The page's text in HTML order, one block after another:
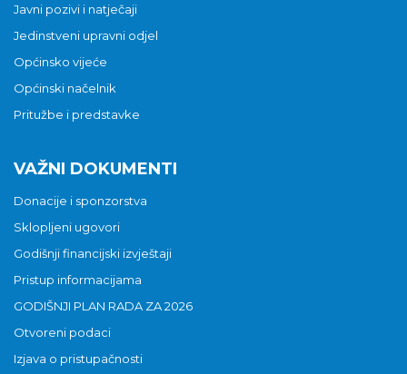
Javni pozivi i natječaji
Jedinstveni upravni odjel
Općinsko vijeće
Općinski načelnik
Pritužbe i predstavke
VAŽNI DOKUMENTI
Donacije i sponzorstva
Sklopljeni ugovori
Godišnji financijski izvještaji
Pristup informacijama
GODIŠNJI PLAN RADA ZA 2026
Otvoreni podaci
Izjava o pristupačnosti